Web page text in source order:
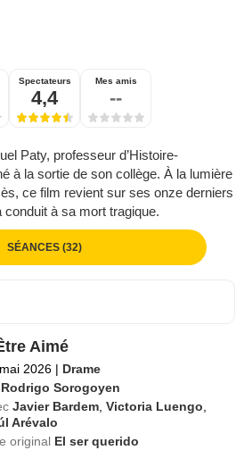
Spectateurs
4,4
Mes amis
--
Paty, professeur d’Histoire-
à la sortie de son collège. À la lumière
ce film revient sur ses onze derniers
conduit à sa mort tragique.
SÉANCES (32)
Aimé
2026 | Drame
Rodrigo Sorogoyen
Javier Bardem ,Victoria Luengo
Arévalo
original El ser querido